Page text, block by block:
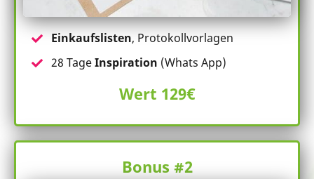
Einkaufslisten, Protokollvorlagen
28 TageInspiration (Whats App)
Wert 129€
Bonus #2